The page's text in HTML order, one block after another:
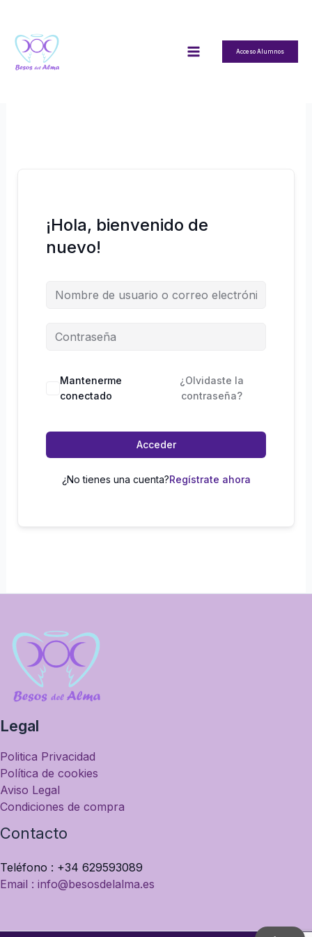
contenido
Acceso Alumnos
¡Hola, bienvenido de
nuevo!
Mantenerme
conectado
¿Olvidaste la
contraseña?
Acceder
¿No tienes una cuenta?Regístrate ahora
Legal
Politica Privacidad
Política de cookies
Aviso Legal
Condiciones de compra
Contacto
Teléfono : +34 629593089
Email : info@besosdelalma.es